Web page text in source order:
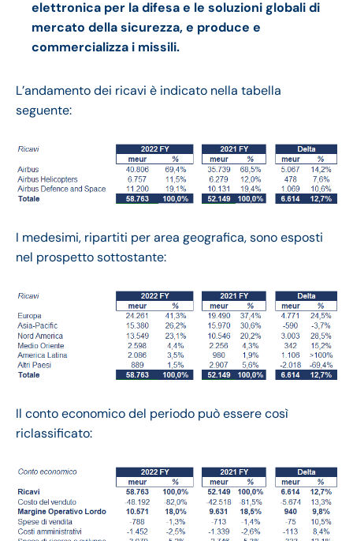
elettronica per la difesa e le soluzioni globali di
mercato della sicurezza, e produce e
commercializza i missili.
L’andamento dei ricavi è indicato nella tabella
seguente:
I medesimi, ripartiti per area geografica, sono esposti
nel prospetto sottostante:
Il conto economico del periodo può essere così
riclassificato: